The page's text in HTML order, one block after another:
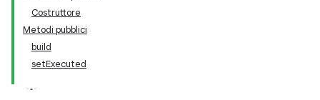
Costruttore
Metodi pubblici
build
setExecuted